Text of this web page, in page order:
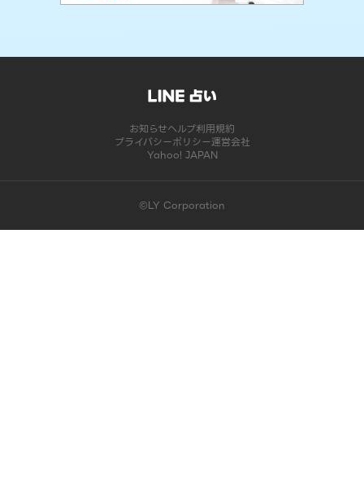
お知らせヘルプ利用規約
プライバシーポリシー運営会社
Yahoo! JAPAN
©LY Corporation
このコンテンツは掲載が終了しました | LINE占い